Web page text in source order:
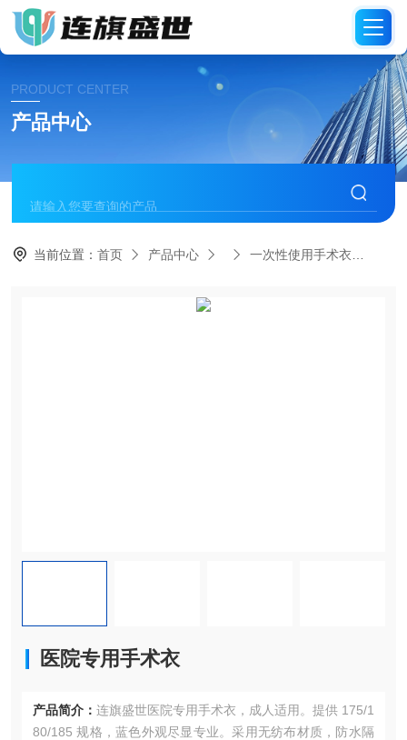
PRODUCT CENTER
产品中心
当前位置：首页 产品中心 一次性使用手术衣
医院专用手术衣
产品简介： 连旗盛世医院专用手术衣，成人适用。提供 175/1
80/185 规格，蓝色外观尽显专业。采用无纺布材质，防水隔